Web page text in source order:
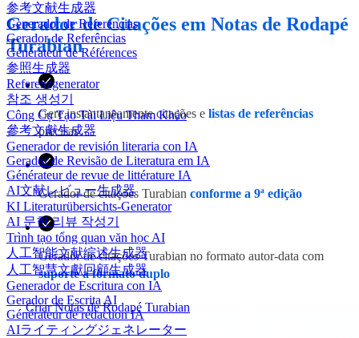
参考文献生成器
Generador de Referencias
Gerador de Referências
Générateur de Références
参照生成器
Referenzgenerator
참조 생성기
Công Cụ Tạo Tài Liệu Tham Khảo
參考文獻生成器
Generador de revisión literaria con IA
Gerador de Revisão de Literatura em IA
Générateur de revue de littérature IA
AI文献レビュー生成器
KI Literaturübersichts-Generator
AI 문헌 리뷰 작성기
Trình tạo tổng quan văn học AI
人工智能文献综述生成器
人工智慧文獻回顧生成器
Generador de Escritura con IA
Gerador de Escrita AI
Générateur de rédaction IA
AIライティングジェネレーター
Gerador de Citações em Notas de Rodapé
Turabian
Gere instantaneamente citações e listas de referências
precisas
Gerador de citações Turabian conforme a 9ª edição
Gerador de citações Turabian no formato autor-data com
suporte a formato duplo
Criar Notas de Rodapé Turabian